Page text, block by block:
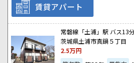
賃貸アパート
常磐線「土浦」駅 バス13
茨城県土浦市真鍋５丁目
2.5万円